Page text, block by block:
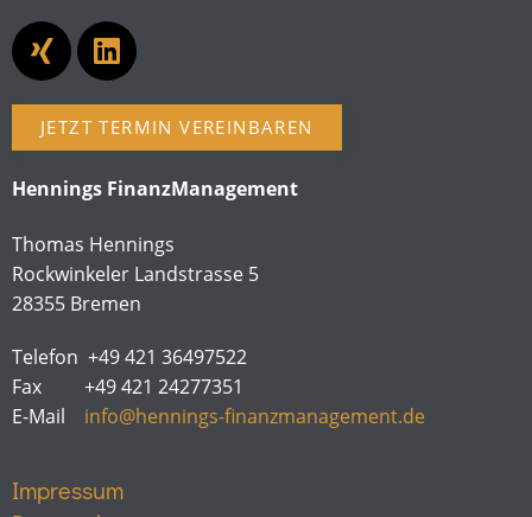
Hennings FinanzManagement
JETZT TERMIN VEREINBAREN
Thomas Hennings
Rockwinkeler Landstrasse 5
28355 Bremen
Telefon +49 421 36497522
Fax +49 421 24277351
E-Mail info@hennings-finanzmanagement.de
Impressum